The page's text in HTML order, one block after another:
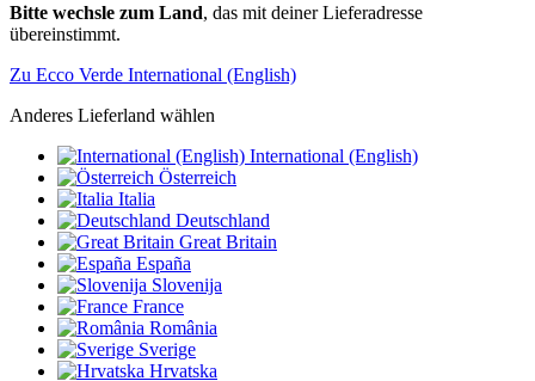
Bitte wechsle zum Land, das mit deiner Lieferadresse
übereinstimmt.
Zu Ecco Verde International (English)
Anderes Lieferland wählen
International (English)
Österreich
Italia
Deutschland
Great Britain
España
Slovenija
France
România
Sverige
Hrvatska